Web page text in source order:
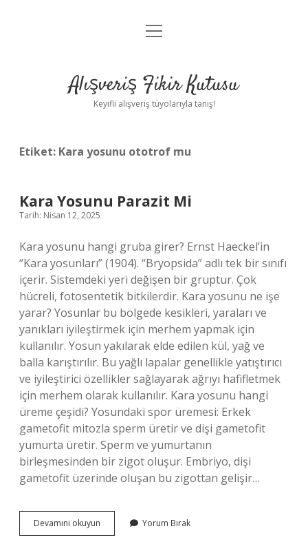
Anasayfa
Yasal Uyarı
menüyü
Alışveriş Fikir Kutusu
Keyifli alışveriş tüyolarıyla tanış!
Etiket: Kara yosunu ototrof mu
Kara Yosunu Parazit Mi
Tarih: Nisan 12, 2025
Kara yosunu hangi gruba girer? Ernst Haeckel’in
“Kara yosunları” (1904). “Bryopsida” adlı tek bir sınıfı
içerir. Sistemdeki yeri değişen bir gruptur. Çok
hücreli, fotosentetik bitkilerdir. Kara yosunu ne işe
yarar? Yosunlar bu bölgede kesikleri, yaraları ve
yanıkları iyileştirmek için merhem yapmak için
kullanılır. Yosun yakılarak elde edilen kül, yağ ve
balla karıştırılır. Bu yağlı lapalar genellikle yatıştırıcı
ve iyileştirici özellikler sağlayarak ağrıyı hafifletmek
için merhem olarak kullanılır. Kara yosunu hangi
üreme çeşidi? Yosundaki spor üremesi: Erkek
gametofit mitozla sperm üretir ve dişi gametofit
yumurta üretir. Sperm ve yumurtanın
birleşmesinden bir zigot oluşur. Embriyo, dişi
gametofit üzerinde oluşan bu zigottan gelişir…
Devamını okuyun
Yosunu
Yorum Bırak